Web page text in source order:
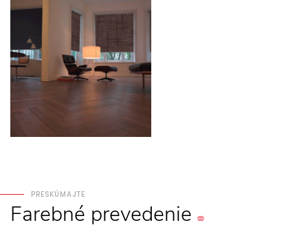
PRESKÚMAJTE
Farebné prevedenie